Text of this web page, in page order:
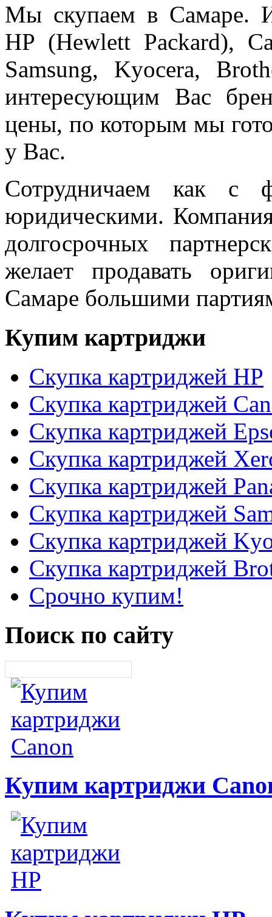
Мы скупаем в Самаре.
HP (Hewlett Packard),
Samsung, Kyocera,
интересующим Вас
цены, по которым мы
у Вас.
Сотрудничаем как с
юридическими.
долгосрочных
желает продавать
Самаре большими
Купим картриджи
Скупка картриджей HP
Скупка картриджей
Скупка картриджей
Скупка картриджей
Скупка картриджей
Скупка картриджей
Скупка картриджей
Скупка картриджей
Срочно купим!
Поиск по сайту
Купим картриджи